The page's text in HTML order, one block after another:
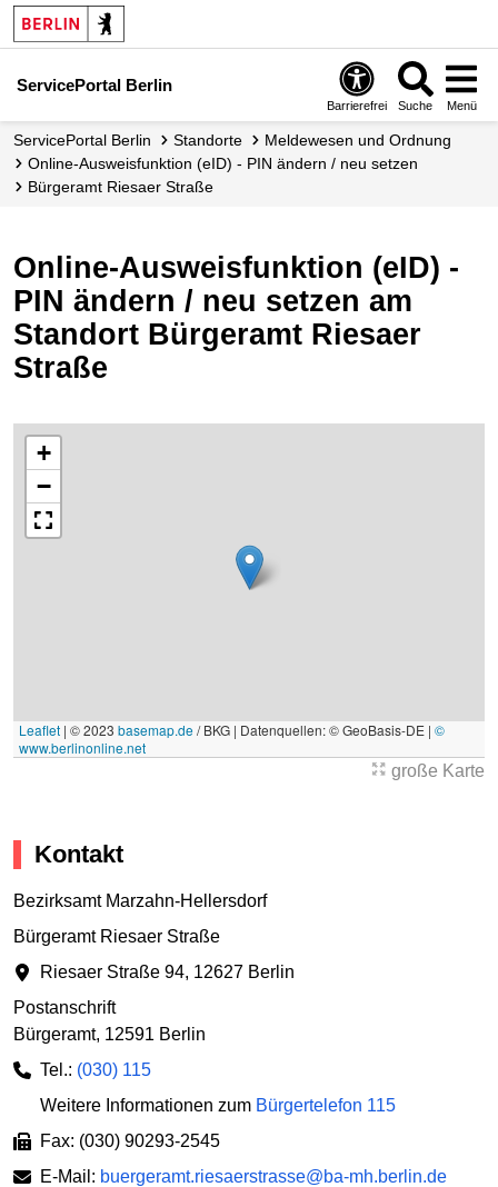
ServicePortal Berlin
Barrierefrei Suche Menü
ServicePortal Berlin Standorte
Meldewesen und Ordnung
Online-Ausweisfunktion (eID) - PIN ändern / neu setzen
Bürgeramt Riesaer Straße
Online-Ausweisfunktion (eID) -
PIN ändern / neu setzen am
Standort Bürgeramt Riesaer
Straße
+
−
Leaflet | © 2023 basemap.de/ BKG | Datenquellen: © GeoBasis-DE | ©
www.berlinonline.net
große Karte
Kontakt
Bezirksamt Marzahn-Hellersdorf
Bürgeramt Riesaer Straße
Riesaer Straße 94, 12627 Berlin
Postanschrift
Bürgeramt, 12591 Berlin
Tel.: (030) 115
Weitere Informationen zum Bürgertelefon 115
Fax: (030) 90293-2545
E-Mail: buergeramt.riesaerstrasse@ba-mh.berlin.de